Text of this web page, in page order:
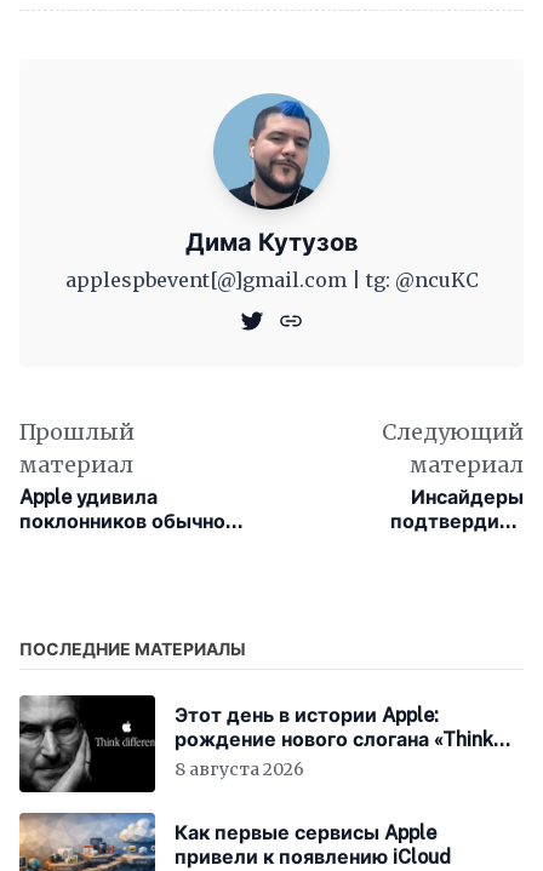
Дима Кутузов
applespbevent[@]gmail.com | tg: @ncuKC
Прошлый
материал
Apple удивила
поклонников обычной
Следующий
материал
Инсайдеры
подтвердили
ПОСЛЕДНИЕ МАТЕРИАЛЫ
Этот день в истории Apple:
рождение нового слогана «Think
Different»
8 августа 2026
Как первые сервисы Apple
привели к появлению iCloud